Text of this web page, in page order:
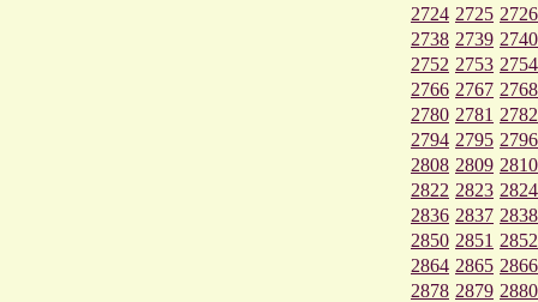
2724 2725 2726
2738 2739 2740
2752 2753 2754
2766 2767 2768
2780 2781 2782
2794 2795 2796
2808 2809 2810
2822 2823 2824
2836 2837 2838
2850 2851 2852
2864 2865 2866
2878 2879 2880